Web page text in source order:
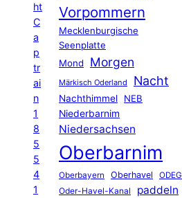
ht
C
a
p
tr
ai
n
1
8
5
5
4
1
Vorpommern
Mecklenburgische
Seenplatte
Mond
Morgen
Märkisch Oderland Nacht
Nachthimmel
NEB
Niederbarnim
Niedersachsen
Oberbarnim
Oberbayern Oberhavel ODEG
Oder-Havel-Kanal paddeln